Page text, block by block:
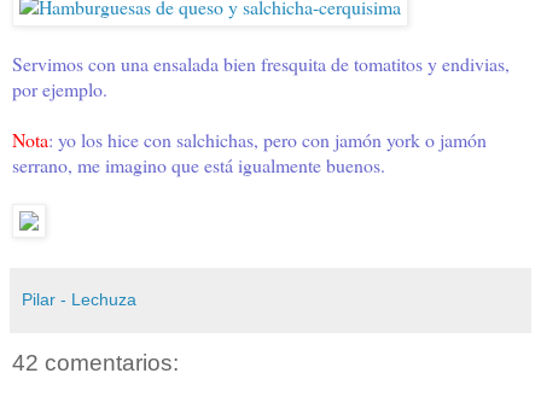
Servimos con una ensalada bien fresquita de tomatitos y endivias,
por ejemplo.
Nota: yo los hice con salchichas, pero con jamón york o jamón
serrano, me imagino que está igualmente buenos.
Pilar - Lechuza
42 comentarios: